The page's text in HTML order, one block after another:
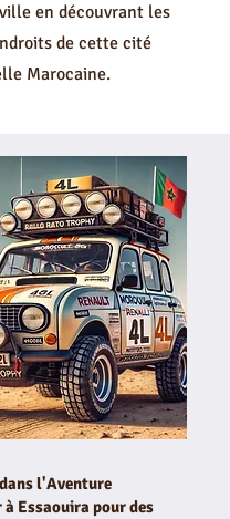
en découvrant les
de cette cité
Marocaine.
l'Aventure
Essaouira pour des